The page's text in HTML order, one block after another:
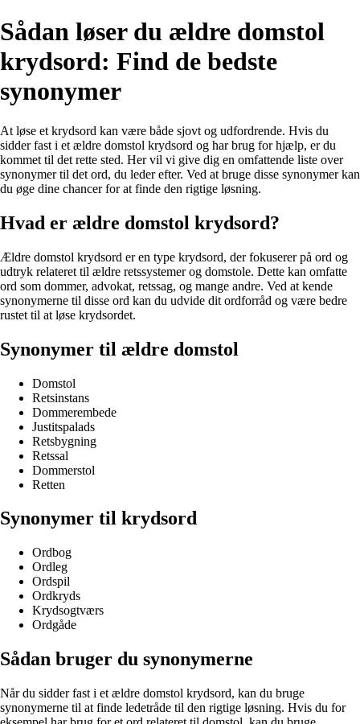
Sådan løser du ældre domstol
krydsord: Find de bedste
synonymer
At løse et krydsord kan være både sjovt og udfordrende. Hvis du
sidder fast i et ældre domstol krydsord og har brug for hjælp, er du
kommet til det rette sted. Her vil vi give dig en omfattende liste over
synonymer til det ord, du leder efter. Ved at bruge disse synonymer kan
du øge dine chancer for at finde den rigtige løsning.
Hvad er ældre domstol krydsord?
Ældre domstol krydsord er en type krydsord, der fokuserer på ord og
udtryk relateret til ældre retssystemer og domstole. Dette kan omfatte
ord som dommer, advokat, retssag, og mange andre. Ved at kende
synonymerne til disse ord kan du udvide dit ordforråd og være bedre
rustet til at løse krydsordet.
Synonymer til ældre domstol
Domstol
Retsinstans
Dommerembede
Justitspalads
Retsbygning
Retssal
Dommerstol
Retten
Synonymer til krydsord
Ordbog
Ordleg
Ordspil
Ordkryds
Krydsogtværs
Ordgåde
Sådan bruger du synonymerne
Når du sidder fast i et ældre domstol krydsord, kan du bruge
synonymerne til at finde ledetråde til den rigtige løsning. Hvis du for